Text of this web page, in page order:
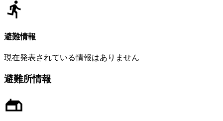
避難情報
現在発表されている情報はありません
避難所情報